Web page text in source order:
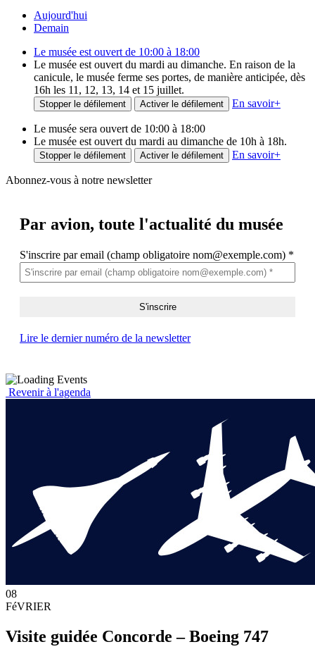
Aujourd'hui
Demain
Le musée est ouvert de 10:00 à 18:00
Le musée est ouvert du mardi au dimanche. En raison de la
canicule, le musée ferme ses portes, de manière anticipée, dès
16h les 11, 12, 13, 14 et 15 juillet.
Stopper le défilement Activer le défilement En savoir+
Le musée sera ouvert de 10:00 à 18:00
Le musée est ouvert du mardi au dimanche de 10h à 18h.
Stopper le défilement Activer le défilement En savoir+
Abonnez-vous à notre newsletter
Par avion, toute l'actualité du musée
S'inscrire par email (champ obligatoire nom@exemple.com) *
Lire le dernier numéro de la newsletter
Revenir à l'agenda
08
FéVRIER
Visite guidée Concorde – Boeing 747